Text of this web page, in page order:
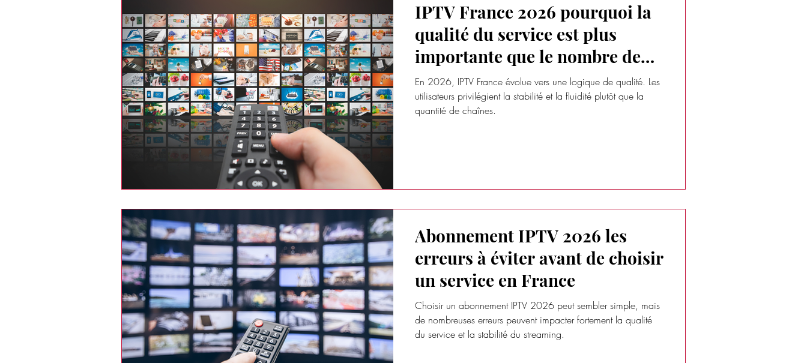
IPTV France 2026 pourquoi la
qualité du service est plus
importante que le nombre de
chaînes
En 2026, IPTV France évolue vers une logique de qualité. Les
utilisateurs privilégient la stabilité et la fluidité plutôt que la
quantité de chaînes.
Abonnement IPTV 2026 les
erreurs à éviter avant de choisir
un service en France
Choisir un abonnement IPTV 2026 peut sembler simple, mais
de nombreuses erreurs peuvent impacter fortement la qualité
du service et la stabilité du streaming.